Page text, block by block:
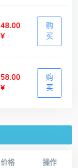
48.00
¥
购
买
58.00
¥
购
买
价格 操作